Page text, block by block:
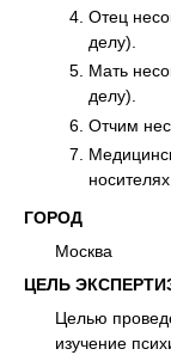
Отец
делу).
Мать
делу).
Отчим
ГОРОД
Москва
ЦЕЛЬ
Целью
изучение